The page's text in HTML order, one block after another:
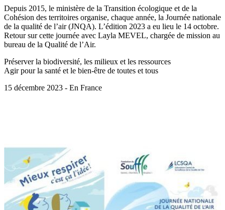
Depuis 2015, le ministère de la Transition écologique et de la
Cohésion des territoires organise, chaque année, la Journée nationale
de la qualité de l’air (JNQA). L’édition 2023 a eu lieu le 14 octobre.
Retour sur cette journée avec Layla MEVEL, chargée de mission au
bureau de la Qualité de l’Air.
Préserver la biodiversité, les milieux et les ressources
Agir pour la santé et le bien-être de toutes et tous
15 décembre 2023 - En France